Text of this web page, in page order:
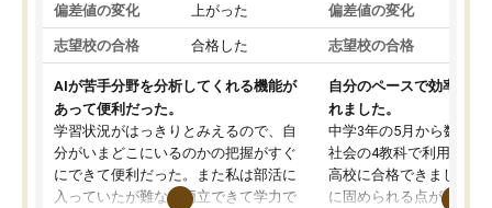
偏差値の変化 上がった
志望校の合格 合格した
AIが苦手分野を分析してくれる機能が
あって便利だった。
学習状況がはっきりとみえるので、自
分がいまどこにいるのかの把握がすぐ
にできて便利だった。また私は部活に
入っていたが難なく両立できて学力で
偏差値の変化
志望校の合格
自分のペースで効率よく
れました。
中学3年の5月から数学・
社会の4教科で利用し、
高校に合格できました。
に固められる点が魅力で